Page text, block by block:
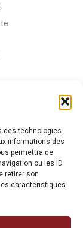
des technologies
informations des
permettra de
ou les ID
retirer son
caractéristiques
notre shop